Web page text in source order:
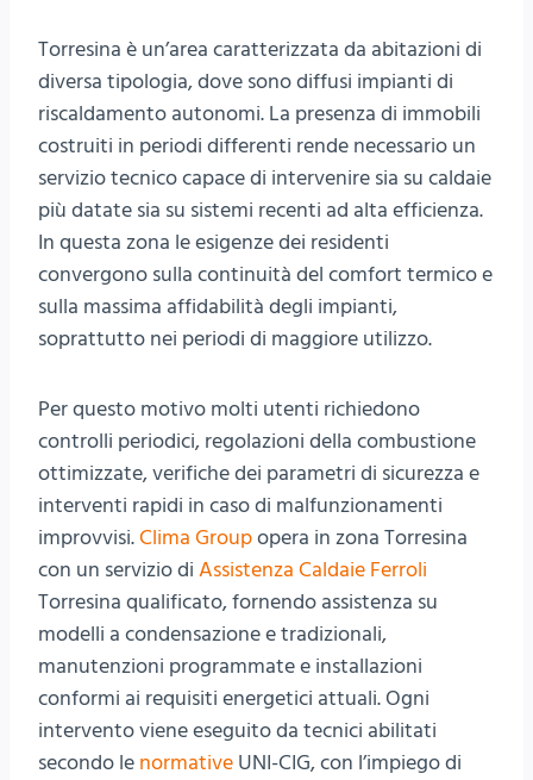
Torresina è un’area caratterizzata da abitazioni di
diversa tipologia, dove sono diffusi impianti di
riscaldamento autonomi. La presenza di immobili
costruiti in periodi differenti rende necessario un
servizio tecnico capace di intervenire sia su caldaie
più datate sia su sistemi recenti ad alta efficienza.
In questa zona le esigenze dei residenti
convergono sulla continuità del comfort termico e
sulla massima affidabilità degli impianti,
soprattutto nei periodi di maggiore utilizzo.
Per questo motivo molti utenti richiedono
controlli periodici, regolazioni della combustione
ottimizzate, verifiche dei parametri di sicurezza e
interventi rapidi in caso di malfunzionamenti
improvvisi.Clima Groupopera in zona Torresina
con un servizio di Assistenza Caldaie Ferroli
Torresina qualificato, fornendo assistenza su
modelli a condensazione e tradizionali,
manutenzioni programmate e installazioni
conformi ai requisiti energetici attuali. Ogni
intervento viene eseguito da tecnici abilitati
secondo le normative UNI-CIG, con l’impiego di